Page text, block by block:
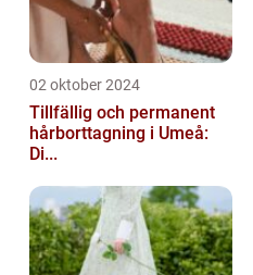
02 oktober 2024
Tillfällig och permanent
hårborttagning i Umeå:
Di...